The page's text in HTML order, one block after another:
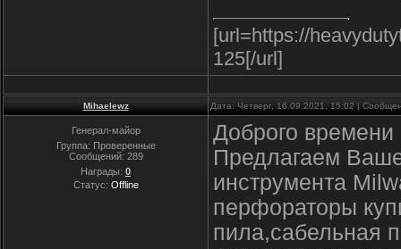
[url=https://
125[/url]
Mihaelewz Дата: Четверг, 16.09.2021, 15:02 |
Генерал-майор
Группа: Проверенные
Сообщений: 289
Награды: 0
Статус: Offline
Доброго времени
Предлагаем
инструмента
перфораторы
пила,сабельная